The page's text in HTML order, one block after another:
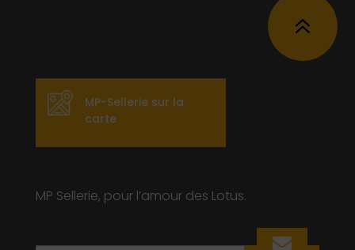
6
MP-Sellerie sur la
carte
MP Sellerie, pour l’amour des Lotus.